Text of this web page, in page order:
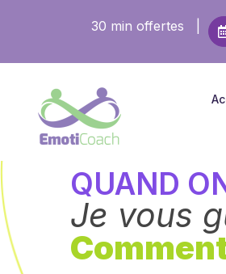
30 min offertes
QUAND
Je vous